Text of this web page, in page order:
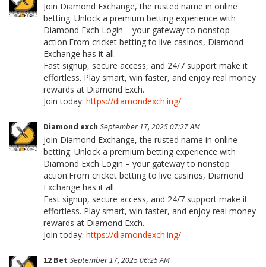
Join Diamond Exchange, the rusted name in online
betting. Unlock a premium betting experience with
Diamond Exch Login – your gateway to nonstop
action.From cricket betting to live casinos, Diamond
Exchange has it all.
Fast signup, secure access, and 24/7 support make it
effortless. Play smart, win faster, and enjoy real money
rewards at Diamond Exch.
Join today: https://diamondexch.ing/
Diamond exch September 17, 2025 07:27 AM
Join Diamond Exchange, the rusted name in online
betting. Unlock a premium betting experience with
Diamond Exch Login – your gateway to nonstop
action.From cricket betting to live casinos, Diamond
Exchange has it all.
Fast signup, secure access, and 24/7 support make it
effortless. Play smart, win faster, and enjoy real money
rewards at Diamond Exch.
Join today: https://diamondexch.ing/
12 Bet September 17, 2025 06:25 AM